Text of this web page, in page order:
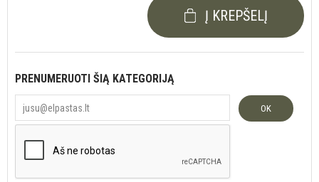
Į KREPŠELĮ
PRENUMERUOTI ŠIĄ KATEGORIJĄ
OK